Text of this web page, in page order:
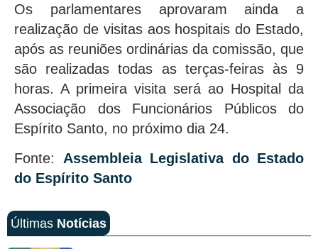
Os parlamentares aprovaram ainda a
realização de visitas aos hospitais do Estado,
após as reuniões ordinárias da comissão, que
são realizadas todas as terças-feiras às 9
horas. A primeira visita será ao Hospital da
Associação dos Funcionários Públicos do
Espírito Santo, no próximo dia 24.
Fonte: Assembleia Legislativa do Estado
do Espírito Santo
Últimas Notícias